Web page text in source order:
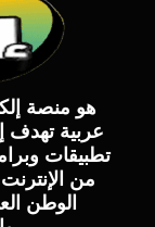
عربية تهدف
تطبيقات
من
الوطن